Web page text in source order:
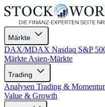
Märkte
DAX/MDAX Nasdaq S&P
Märkte Asien-Märkte
Trading
Analysen Trading &
Value & Growth